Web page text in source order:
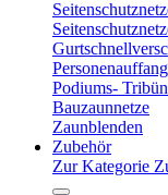
Podiums-
Bauzaunnetze
Zaunblenden
Zubehör
Zur Kategorie